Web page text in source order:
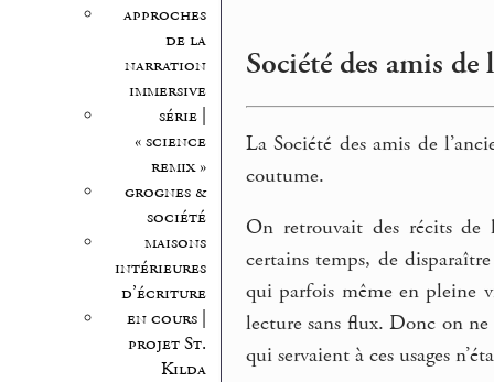
approches
de la
narration
immersive
série |
« science
remix »
grognes &
société
maisons
intérieures
d’écriture
en cours |
projet St.
Kilda
Société des amis
La Société des amis de
coutume.
On retrouvait des récits de
certains temps, de
qui parfois même en pleine
lecture sans flux. Donc on
qui servaient à ces usages